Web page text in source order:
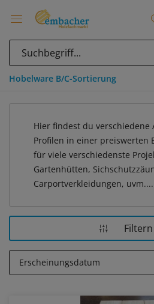
Hobelware B/C-Sortierung
Hier findest du verschiedene
Profilen in einer preiswerten
für viele verschiedenste
Gartenhütten,
Carportverkleidungen, uvm....
Filtern